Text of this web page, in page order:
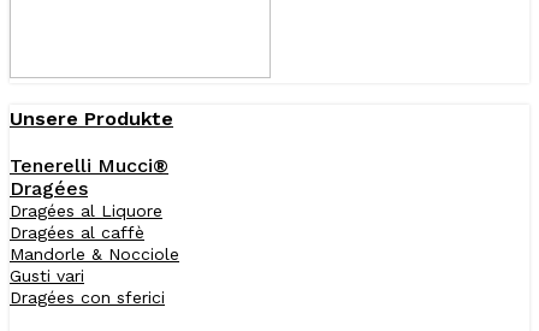
Unsere Produkte
Tenerelli Mucci®
Dragées
Dragées al Liquore
Dragées al caffè
Mandorle & Nocciole
Gusti vari
Dragées con sferici